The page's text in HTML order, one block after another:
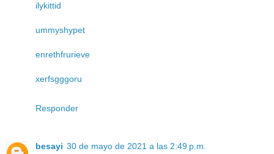
ilykittid
ummyshypet
enrethfrurieve
xerfsgggoru
Responder
besayi 30 de mayo de 2021 a las 2:49 p.m.